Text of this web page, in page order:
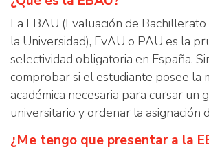
La EBAU (Evaluación de
la Universidad), EvAU o PAU es la
selectividad obligatoria en España.
comprobar si el estudiante posee la
académica necesaria para cursar un
universitario y ordenar la asignación
¿Me tengo que presentar a la